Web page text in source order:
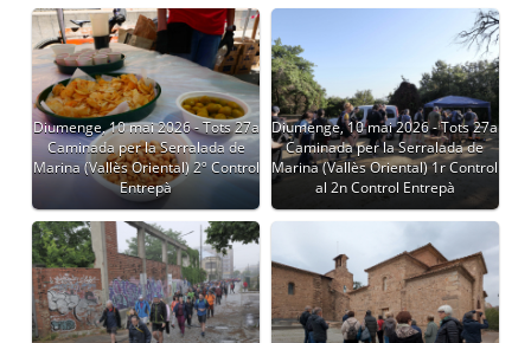
Diumenge, 10 mai 2026 - Tots 27a
Caminada per la Serralada de
Marina (Vallès Oriental) 2º Control
Entrepà
Diumenge, 10 mai 2026 - Tots 27a
Caminada per la Serralada de
Marina (Vallès Oriental) 1r Control
al 2n Control Entrepà